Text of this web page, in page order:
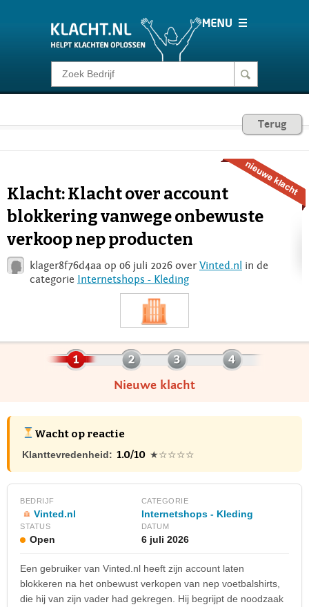
Klacht melden
Consumentenrecht
Voor Bedrijven
Login
Terug
Klacht: Klacht over account
blokkering vanwege onbewuste
verkoop nep producten
klager8f76d4aa op 06 juli 2026 overVinted.nl in de
categorie Internetshops - Kleding
Nieuwe klacht
Wacht op reactie
Klanttevredenheid: 1.0/10 ★☆☆☆☆
BEDRIJF
Vinted.nl
CATEGORIE
Internetshops - Kleding
STATUS
Open
DATUM
6 juli 2026
Een gebruiker van Vinted.nl heeft zijn account laten
blokkeren na het onbewust verkopen van nep voetbalshirts,
die hij van zijn vader had gekregen. Hij begrijpt de noodzaak